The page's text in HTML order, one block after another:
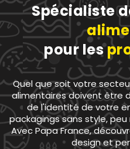
Spécialiste
pour les
Quel que soit votre
alimentaires doivent être
de l'identité de votre
packagings sans style,
Avec Papa France,
design et